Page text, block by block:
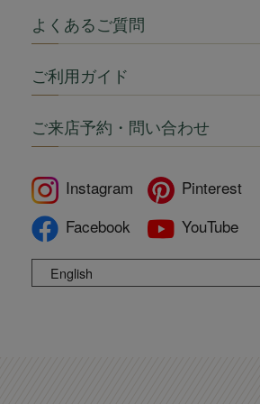
よくあるご質問
ご利用ガイド
ご来店予約・問い合わせ
Instagram
Pinterest
Facebook
YouTube
English